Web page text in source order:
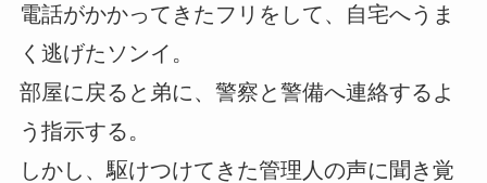
電話がかかってきたフリをして、自宅へうま
く逃げたソンイ。
部屋に戻ると弟に、警察と警備へ連絡するよ
う指示する。
しかし、駆けつけてきた管理人の声に聞き覚